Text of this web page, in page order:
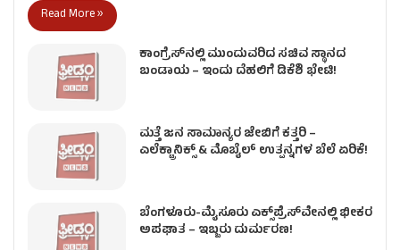
Read More »
ಕಾಂಗ್ರೆಸ್​ನಲ್ಲಿ ಮುಂದುವರಿದ ಸಚಿವ ಸ್ಥಾನದ
ಬಂಡಾಯ – ಇಂದು ದೆಹಲಿಗೆ ಡಿಕೆಶಿ ಭೇಟಿ!
ಮತ್ತೆ ಜನ ಸಾಮಾನ್ಯರ ಜೇಬಿಗೆ ಕತ್ತರಿ –
ಎಲೆಕ್ಟ್ರಾನಿಕ್ಸ್ & ಮೊಬೈಲ್ ಉತ್ಪನ್ನಗಳ ಬೆಲೆ ಏರಿಕೆ!
ಬೆಂಗಳೂರು-ಮೈಸೂರು ಎಕ್ಸ್‌ಪ್ರೆಸ್‌ವೇನಲ್ಲಿ ಭೀಕರ
ಅಪಘಾತ – ಇಬ್ಬರು ದುರ್ಮರಣ!